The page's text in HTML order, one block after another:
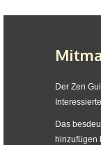
Der Zen
Das
hinzufügen